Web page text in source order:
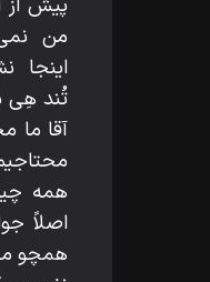
من
تُند هِى
آقا ما
همه
اصلاً
همچو